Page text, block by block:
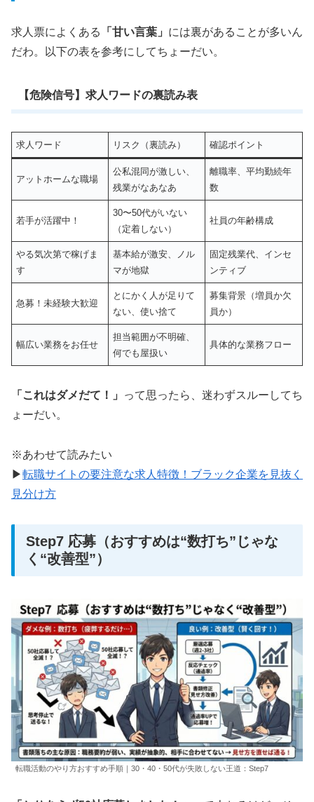
求人票によくある 「甘い言葉」 には裏があることが多いん
だわ。以下の表を参考にしてちょーだい。
【危険信号】求人ワードの裏読み表
求人ワード リスク（裏読み） 確認ポイント
アットホームな職場
公私混同が激しい、
残業がなあなあ
離職率、平均勤続年
数
若手が活躍中！
30〜50代がいない
（定着しない）
社員の年齢構成
やる気次第で稼げま
す
基本給が激安、ノル
マが地獄
固定残業代、インセ
ンティブ
急募！未経験大歓迎
とにかく人が足りて
ない、使い捨て
募集背景（増員か欠
員か）
幅広い業務をお任せ
担当範囲が不明確、
何でも屋扱い
具体的な業務フロー
「これはダメだて！」
って思ったら、迷わずスルーしてち
ょーだい。
※あわせて読みたい
▶転職サイトの要注意な求人特徴！ブラック企業を見抜く
見分け方
Step7 応募（おすすめは“数打ち”じゃな
く“改善型”）
転職活動のやり方おすすめ手順｜30・40・50代が失敗しない王道：Step7